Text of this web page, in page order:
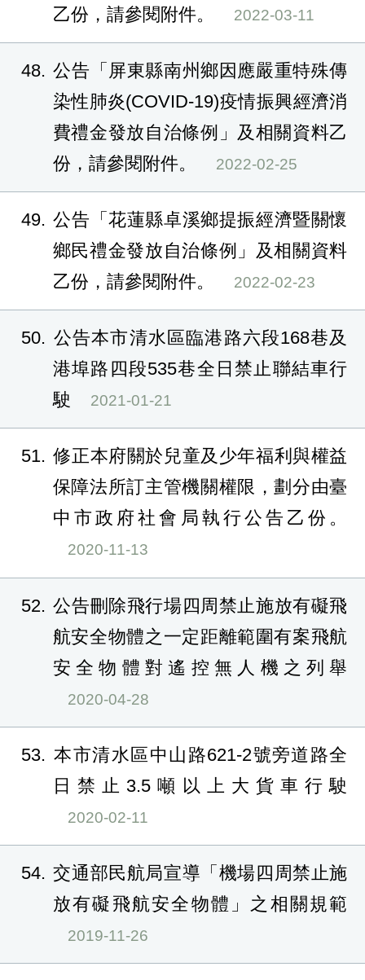
乙份，請參閱附件。 2022-03-11
48 公告「屏東縣南州鄉因應嚴重特殊傳
染性肺炎(COVID-19)疫情振興經濟消
費禮金發放自治條例」及相關資料乙
份，請參閱附件。
2022-02-25
49 公告「花蓮縣卓溪鄉提振經濟暨關懷
鄉民禮金發放自治條例」及相關資料
乙份，請參閱附件。
2022-02-23
50
公告本市清水區臨港路六段168巷及
港埠路四段535巷全日禁止聯結車行
駛
2021-01-21
51 修正本府關於兒童及少年福利與權益
保障法所訂主管機關權限，劃分由臺
中市政府社會局執行公告乙份。
2020-11-13
52
公告刪除飛行場四周禁止施放有礙飛
航安全物體之一定距離範圍有案飛航
安全物體對遙控無人機之列舉
2020-04-28
53
本市清水區中山路621-2號旁道路全
日禁止3.5噸以上大貨車行駛
2020-02-11
54 交通部民航局宣導「機場四周禁止施
放有礙飛航安全物體」之相關規範
2019-11-26